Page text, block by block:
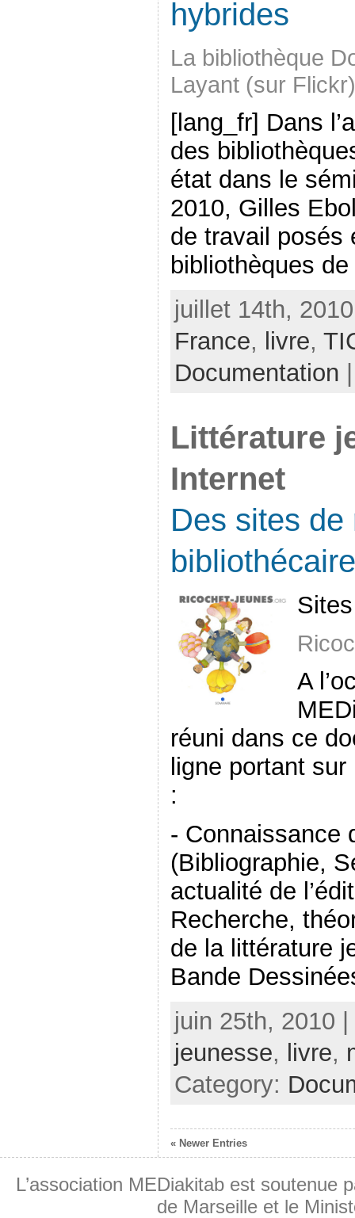
hybrides
La bibliothèque
Layant (sur Flickr)
[lang_fr] Dans
des
état dans le
2010, Gilles
de travail posés
bibliothèques
juillet 14th,
France, livre,
Documentation |
Littérature
Internet
Des sites
A
réuni dans ce
ligne portant
:
- Connaissance
(Bibliographie,
actualité de
Recherche,
de la littérature
Bande
juin 25th, 2010
jeunesse, livre,
Category:
« Newer Entries
L’association MEDiakitab est soutenue
de Marseille et le